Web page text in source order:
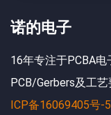
诺的电子
16年专注于PCBA
PCB/Gerbers及工
ICP备16069405号-5